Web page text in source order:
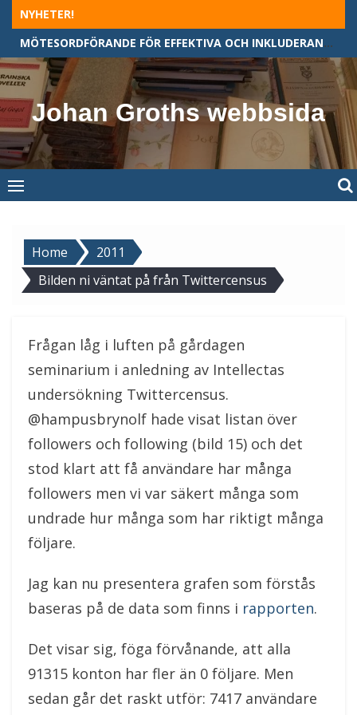
Skip
content
NYHETER!
MÖTESORDFÖRANDE FÖR EFFEKTIVA OCH INKLUDERANDE MÖTEN
Johan Groths webbsida
Home
2011
Bilden ni väntat på från Twittercensus
Frågan låg i luften på gårdagen
seminarium i anledning av Intellectas
undersökning Twittercensus.
@hampusbrynolf hade visat listan över
followers och following (bild 15) och det
stod klart att få användare har många
followers men vi var säkert många som
undrade hur många som har riktigt många
följare.
Jag kan nu presentera grafen som förstås
baseras på de data som finns i rapporten.
Det visar sig, föga förvånande, att alla
91315 konton har fler än 0 följare. Men
sedan går det raskt utför: 7417 användare